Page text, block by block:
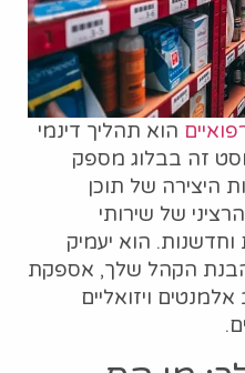
הוא תהליך דינמי
זה בבלוג מספק
היצירה של תוכן
של שירותי
וחדשנות. הוא יעמיק
הבנת הקהל שלך, אספקת
ויזואליים